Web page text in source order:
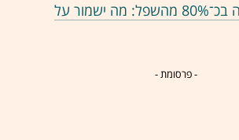
מניית טבע עלתה בכ־80% מהשפל: מה ישמור על
- פרסומת -